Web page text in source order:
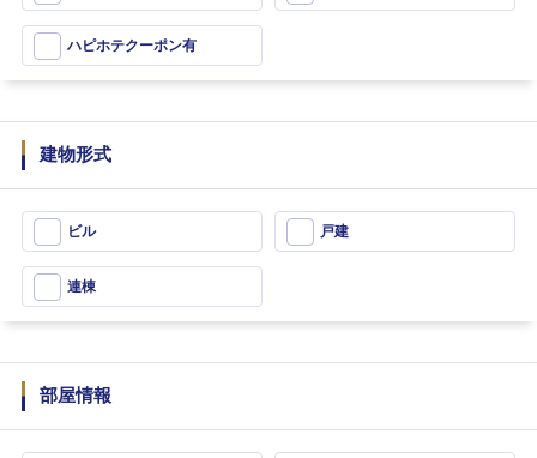
ハピホテクーポン有
建物形式
ビル 戸建
連棟
部屋情報